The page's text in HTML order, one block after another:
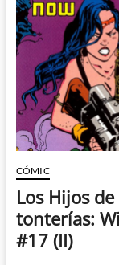
Guide
Comics
#17
(II)
CÓMIC
Los Hijos
tonterías:
#17 (II)